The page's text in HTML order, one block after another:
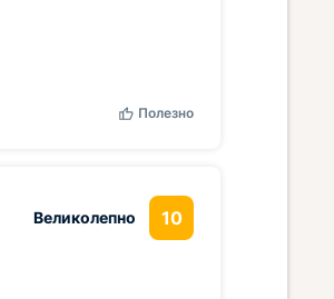
Полезно
Великолепно 10